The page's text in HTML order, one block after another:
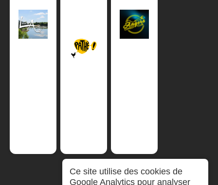
Ce site utilise des cookies de
Google Analytics pour analyser